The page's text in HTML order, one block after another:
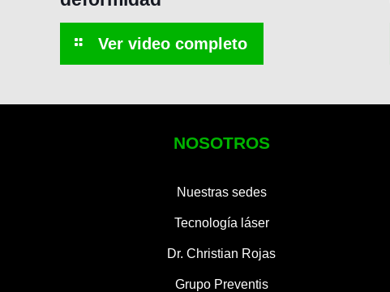
NOSOTROS
Nuestras sedes
Tecnología láser
Dr. Christian Rojas
Grupo Preventis